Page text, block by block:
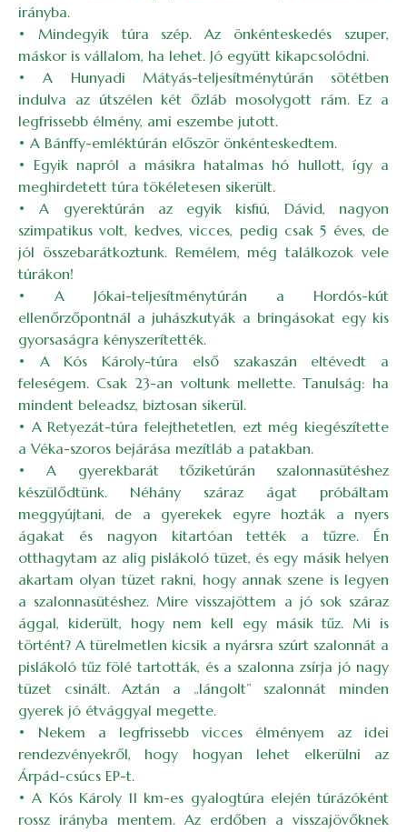
irányba.
• Mindegyik túra szép. Az önkénteskedés szuper,
máskor is vállalom, ha lehet. Jó együtt kikapcsolódni.
• A Hunyadi Mátyás-teljesítménytúrán sötétben
indulva az útszélen két őzláb mosolygott rám. Ez a
legfrissebb élmény, ami eszembe jutott.
• A Bánffy-emléktúrán először önkénteskedtem.
• Egyik napról a másikra hatalmas hó hullott, így a
meghirdetett túra tökéletesen sikerült.
• A gyerektúrán az egyik kisfiú, Dávid, nagyon
szimpatikus volt, kedves, vicces, pedig csak 5 éves, de
jól összebarátkoztunk. Remélem, még találkozok vele
túrákon!
• A Jókai-teljesítménytúrán a Hordós-kút
ellenőrzőpontnál a juhászkutyák a bringásokat egy kis
gyorsaságra kényszerítették.
• A Kós Károly-túra első szakaszán eltévedt a
feleségem. Csak 23-an voltunk mellette. Tanulság: ha
mindent beleadsz, biztosan sikerül.
• A Retyezát-túra felejthetetlen, ezt még kiegészítette
a Véka-szoros bejárása mezítláb a patakban.
• A gyerekbarát tőziketúrán szalonnasütéshez
készülődtünk. Néhány száraz ágat próbáltam
meggyújtani, de a gyerekek egyre hozták a nyers
ágakat és nagyon kitartóan tették a tűzre. Én
otthagytam az alig pislákoló tüzet, és egy másik helyen
akartam olyan tüzet rakni, hogy annak szene is legyen
a szalonnasütéshez. Mire visszajöttem a jó sok száraz
ággal, kiderült, hogy nem kell egy másik tűz. Mi is
történt? A türelmetlen kicsik a nyársra szúrt szalonnát a
pislákoló tűz fölé tartották, és a szalonna zsírja jó nagy
tüzet csinált. Aztán a „lángolt” szalonnát minden
gyerek jó étvággyal megette.
• Nekem a legfrissebb vicces élményem az idei
rendezvényekről, hogy hogyan lehet elkerülni az
Árpád-csúcs EP-t.
• A Kós Károly 11 km-es gyalogtúra elején túrázóként
rossz irányba mentem. Az erdőben a visszajövőknek